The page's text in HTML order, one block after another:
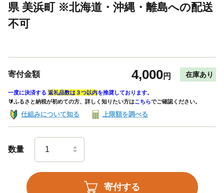
県 美浜町 ※北海道・沖縄・離島への配送
不可
寄付金額 4,000円 在庫あり
一度に決済する 返礼品数は３つ以内を推奨しております。
🔰ふるさと納税が初めての方、詳しく知りたい方はこちらでご確認ください。
仕組みについて知る 上限額を調べる
数量
寄付する